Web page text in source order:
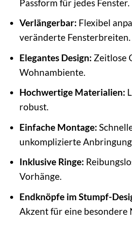
Passform für jedes Fenster.
Verlängerbar: Flexibel
veränderte Fensterbreiten.
Elegantes Design: Zeitlose
Wohnambiente.
Hochwertige Materialien:
robust.
Einfache Montage:
unkomplizierte
Inklusive Ringe:
Vorhänge.
Endknöpfe im Stumpf-
Akzent für eine besondere